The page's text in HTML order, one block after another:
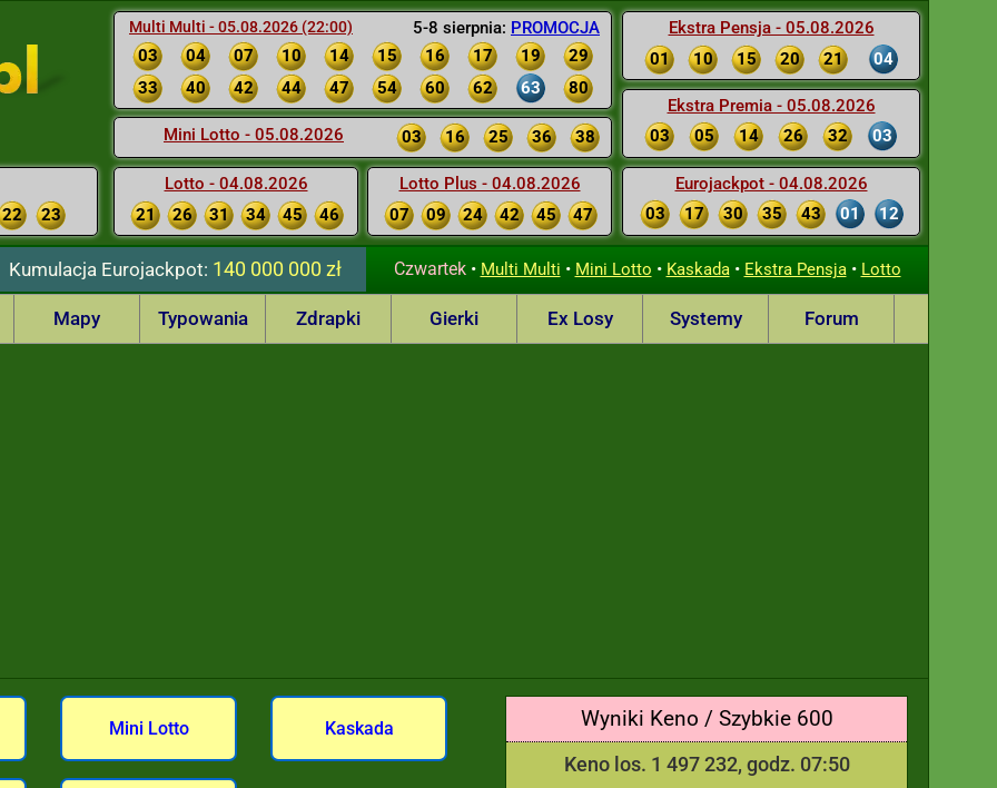
5-8 sierpnia: PROMOCJA
Multi Multi - 05.08.2026 (22:00)
03 04 07 10 14 15 16 17 19
29
33
40 42 44 47 54 60 62 63 80
Mini Lotto - 05.08.2026 03 16 25 36 38
Lotto - 04.08.2026
21
26 31 34 45 46
Lotto Plus - 04.08.2026
07
09 24 42 45 47
Ekstra Pensja - 05.08.2026
01
10 15 20 21 04
Ekstra Premia - 05.08.2026
03
05 14 26 32 03
Eurojackpot - 04.08.2026
03
17 30 35 43 01 12
22 23
KumulacjaEurojackpot: 140 000 000 zł Czwartek• Multi Multi • Mini Lotto • Kaskada• Ekstra Pensja• Lotto
Mapy Typowania Zdrapki Gierki Ex Losy Systemy Forum
Wyniki Keno / Szybkie 600
Keno los. 1 497 232, godz. 07:50
Mini Lotto Kaskada